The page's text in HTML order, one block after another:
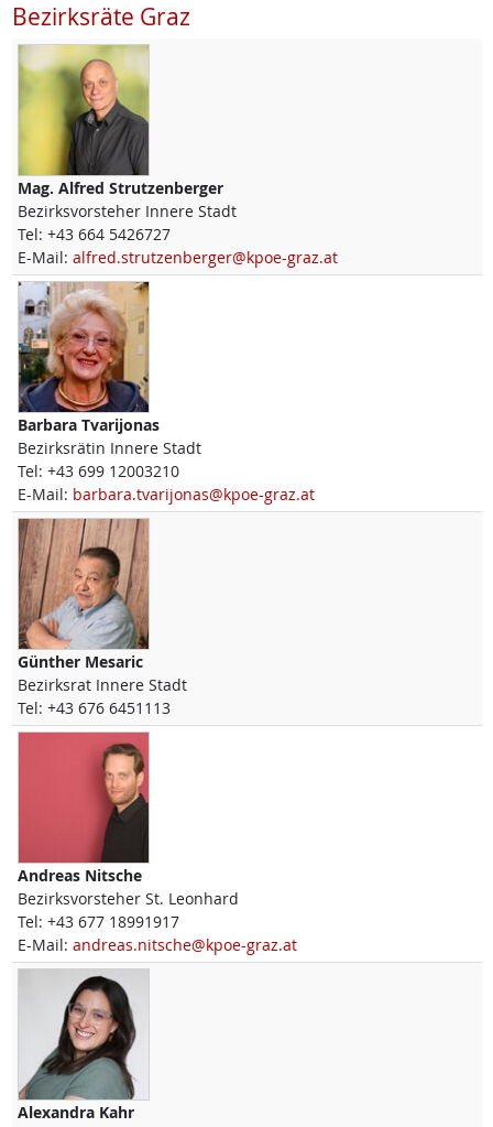
Bezirksräte Graz
Mag. Alfred Strutzenberger
Bezirksvorsteher Innere Stadt
Tel: +43 664 5426727
E-Mail: alfred.strutzenberger@kpoe-graz.at
Barbara Tvarijonas
Bezirksrätin Innere Stadt
Tel: +43 699 12003210
E-Mail: barbara.tvarijonas@kpoe-graz.at
Günther Mesaric
Bezirksrat Innere Stadt
Tel: +43 676 6451113
Andreas Nitsche
Bezirksvorsteher St. Leonhard
Tel: +43 677 18991917
E-Mail: andreas.nitsche@kpoe-graz.at
Alexandra Kahr